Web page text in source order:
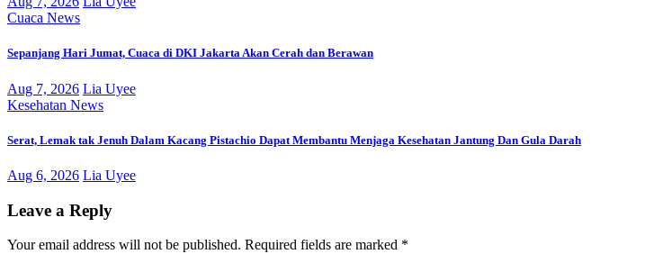
Cuaca News
Sepanjang Hari Jumat, Cuaca di DKI Jakarta Akan Cerah dan Berawan
Aug 7, 2026 Lia Uyee
Kesehatan News
Serat, Lemak tak Jenuh Dalam Kacang Pistachio Dapat Membantu Menjaga Kesehatan Jantung Dan Gula Darah
Aug 6, 2026 Lia Uyee
Leave a Reply
Your email address will not be published. Required fields are marked *